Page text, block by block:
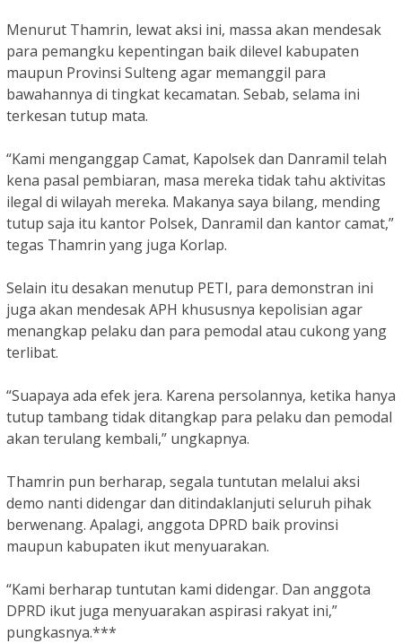
Menurut Thamrin, lewat aksi ini, massa akan mendesak
para pemangku kepentingan baik dilevel kabupaten
maupun Provinsi Sulteng agar memanggil para
bawahannya di tingkat kecamatan. Sebab, selama ini
terkesan tutup mata.
“Kami menganggap Camat, Kapolsek dan Danramil telah
kena pasal pembiaran, masa mereka tidak tahu aktivitas
ilegal di wilayah mereka. Makanya saya bilang, mending
tutup saja itu kantor Polsek, Danramil dan kantor camat,”
tegas Thamrin yang juga Korlap.
Selain itu desakan menutup PETI, para demonstran ini
juga akan mendesak APH khususnya kepolisian agar
menangkap pelaku dan para pemodal atau cukong yang
terlibat.
“Suapaya ada efek jera. Karena persolannya, ketika hanya
tutup tambang tidak ditangkap para pelaku dan pemodal
akan terulang kembali,” ungkapnya.
Thamrin pun berharap, segala tuntutan melalui aksi
demo nanti didengar dan ditindaklanjuti seluruh pihak
berwenang. Apalagi, anggota DPRD baik provinsi
maupun kabupaten ikut menyuarakan.
“Kami berharap tuntutan kami didengar. Dan anggota
DPRD ikut juga menyuarakan aspirasi rakyat ini,”
pungkasnya.***